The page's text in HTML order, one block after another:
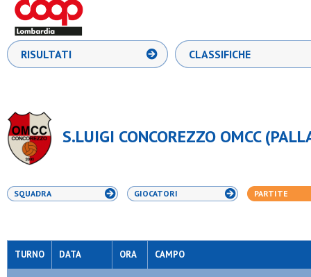
RISULTATI CLASSIFICHE
S.LUIGI CONCOREZZO OMCC
SQUADRA GIOCATORI PARTITE
TURNO DATA ORA CAMPO